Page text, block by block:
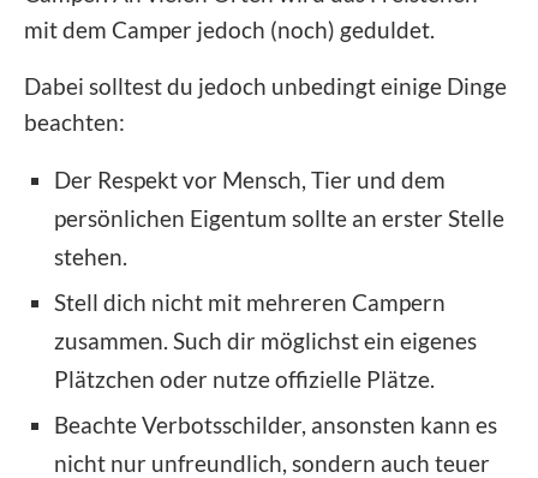
mit dem Camper jedoch (noch) geduldet.
Dabei solltest du jedoch unbedingt einige Dinge
beachten:
Der Respekt vor Mensch, Tier und dem
persönlichen Eigentum sollte an erster Stelle
stehen.
Stell dich nicht mit mehreren Campern
zusammen. Such dir möglichst ein eigenes
Plätzchen oder nutze offizielle Plätze.
Beachte Verbotsschilder, ansonsten kann es
nicht nur unfreundlich, sondern auch teuer